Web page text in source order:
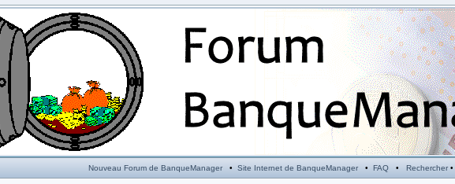
Nouveau Forum de BanqueManager• Site Internet de BanqueManager• FAQ • Rechercher•